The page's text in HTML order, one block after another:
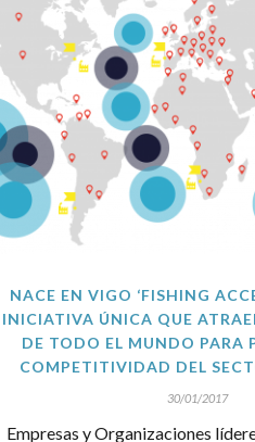
NACE EN VIGO ‘FISHING
INICIATIVA ÚNICA QUE
DE TODO EL MUNDO PARA
COMPETITIVIDAD DEL
30/01/2017
Empresas y Organizaciones